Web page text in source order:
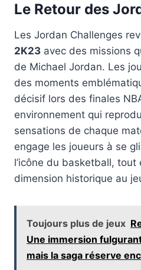
Le Retour des
Les Jordan Challenges
2K23 avec des missions
de Michael Jordan. Les
des moments
décisif lors des finales
environnement qui
sensations de chaque
engage les joueurs à se
l’icône du basketball, tout
dimension historique au
Toujours plus de jeux
Une immersion
mais la saga réserve